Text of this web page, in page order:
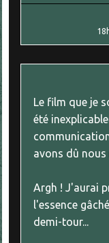
Le film que je
été
avons dû
Argh ! J'aurai
l'essence
demi-tour...